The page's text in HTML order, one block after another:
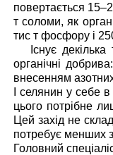
повертається
т соломи, як
тис т фосфору і
Існує декілька
органічні
внесенням
І селянин у
цього потрібне
Цей захід не
потребує менших
Головний